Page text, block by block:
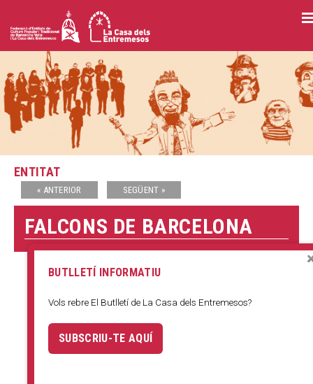
Vés
al
ENTITAT
« ANTERIOR SEGÜENT »
FALCONS DE BARCELONA
BUTLLETÍ INFORMATIU
Vols rebre El Butlletí de La Casa dels Entremesos?
SUBSCRIU-TE AQUÍ